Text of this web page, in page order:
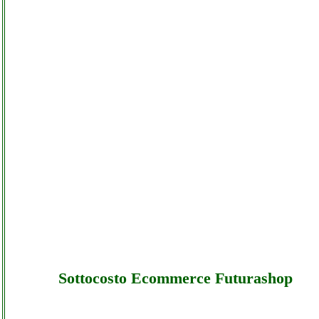
Sottocosto Ecommerce Futurashop